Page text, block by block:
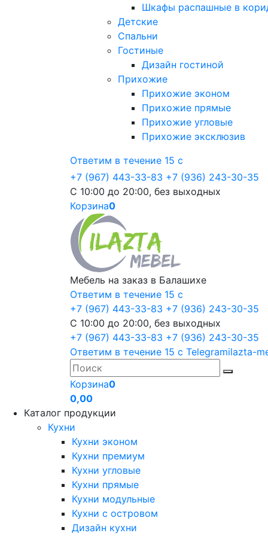
Шкафы распашные в
Детские
Спальни
Гостиные
Дизайн гостиной
Прихожие
Прихожие эконом
Прихожие прямые
Прихожие угловые
Прихожие эксклюзив
Ответим в течение 15 с
+7 (967) 443-33-83 +7 (936) 243-30-35
С 10:00 до 20:00, без выходных
Корзина0
Мебель на заказ в Балашихе
Ответим в течение 15 с
+7 (967) 443-33-83 +7 (936) 243-30-35
С 10:00 до 20:00, без выходных
+7 (967) 443-33-83 +7 (936) 243-30-35
Ответим в течение 15 с Telegramilazta-
Корзина0
0,00
Каталог продукции
Кухни
Кухни эконом
Кухни премиум
Кухни угловые
Кухни прямые
Кухни модульные
Кухни с островом
Дизайн кухни